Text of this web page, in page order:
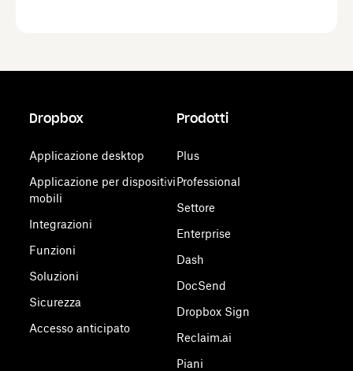
Dropbox
Applicazione desktop
Applicazione per dispositivi
mobili
Integrazioni
Funzioni
Soluzioni
Sicurezza
Accesso anticipato
Prodotti
Plus
Professional
Settore
Enterprise
Dash
DocSend
Dropbox Sign
Reclaim.ai
Piani